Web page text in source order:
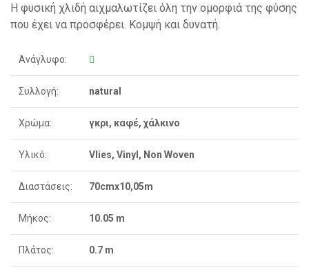
Η φυσική χλιδή αιχμαλωτίζει όλη την ομορφιά της φύσης
που έχει να προσφέρει. Κομψή και δυνατή.
Ανάγλυφο:
Συλλογή: natural
Χρώμα: γκρι, καφέ, χάλκινο
Υλικό: Vlies, Vinyl, Non Woven
Διαστάσεις: 70cmx10,05m
Μήκος: 10.05 m
Πλάτος: 0.7 m